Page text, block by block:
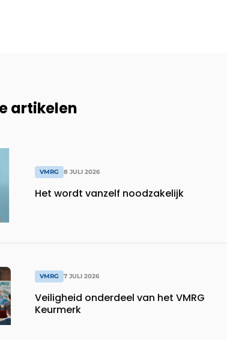
artikelen
VMRG 8 JULI 2026
Het wordt vanzelf noodzakelijk
VMRG 7 JULI 2026
Veiligheid onderdeel van het VMRG
Keurmerk